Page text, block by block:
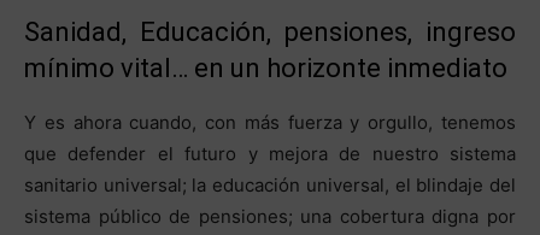
Sanidad, Educación, pensiones, ingreso
mínimo vital… en un horizonte inmediato
Y es ahora cuando, con más fuerza y orgullo, tenemos
que defender el futuro y mejora de nuestro sistema
sanitario universal; la educación universal, el blindaje del
sistema público de pensiones; una cobertura digna por